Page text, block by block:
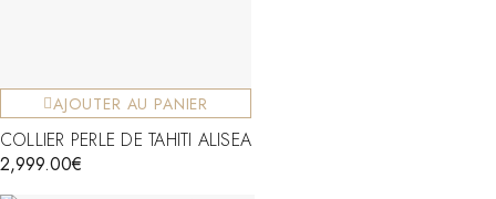
AJOUTER AU PANIER
COLLIER PERLE DE TAHITI ALISEA
2,999.00€